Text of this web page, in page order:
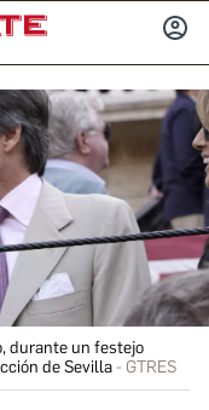
durante un festejo
de Sevilla
GTRES